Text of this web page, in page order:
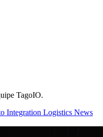
TagoIO.
Integration Logistics News